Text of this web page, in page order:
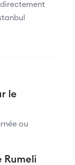
le
ou
Rumeli